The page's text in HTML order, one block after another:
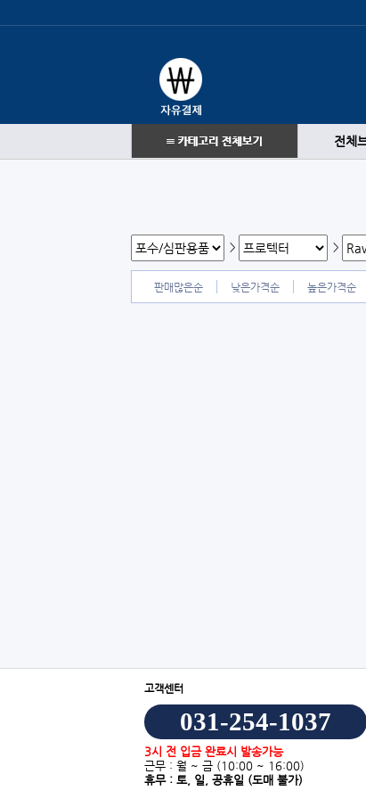
전체
> >
판매많은순 낮은가격순 높은가격순
고객센터
031-254-1037
3시 전 입금 완료시 발송가능
근무 : 월 ~ 금 (10:00 ~ 16:00)
휴무 : 토, 일, 공휴일 (도매 불가)